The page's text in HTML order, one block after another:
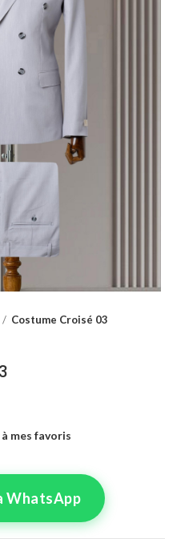
Costume Croisé 03
mes favoris
WhatsApp